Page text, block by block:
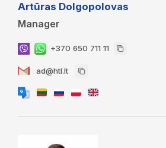
Artūras Dolgopolovas
Manager
+370 650 711 11
ad@htl.lt